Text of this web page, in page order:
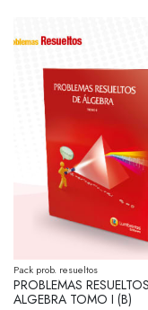
Pack prob. resueltos
PROBLEMAS
ALGEBRA TOMO I (B)